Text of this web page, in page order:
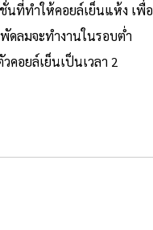
นที่ทำให้คอยล์เย็นแห้ง เพื่อ
ดลมจะทำงานในรอบต่ำ
คอยล์เย็นเป็นเวลา 2